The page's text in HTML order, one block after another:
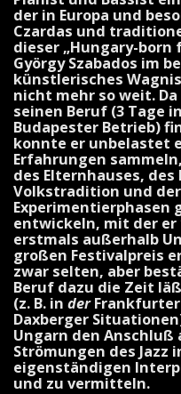
der in Europa und
Czardas und
dieser „Hungary-
György Szabados im
künstlerisches
nicht mehr so weit.
seinen Beruf (3 Tage
Budapester Betrieb)
konnte er unbelastet
Erfahrungen
des Elternhauses,
Volkstradition und
Experimentierphasen
entwickeln, mit der
erstmals außerhalb
großen Festivalpreis
zwar selten, aber
Beruf dazu die Zeit
(z. B. in derFrank­furter
Daxberger
Ungarn den Anschluß
Strömungen des Jazz
eigenständigen
und zu vermitteln.